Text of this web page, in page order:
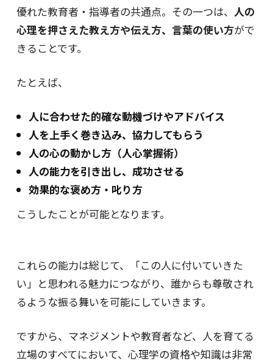
優れた教育者・指導者の共通点。その一つは、 人の
心理を押さえた教え方や伝え方、言葉の使い方がで
きることです。
たとえば、
人に合わせた的確な動機づけやアドバイス
人を上手く巻き込み、協力してもらう
人の心の動かし方（人心掌握術）
人の能力を引き出し、成功させる
効果的な褒め方・叱り方
こうしたことが可能となります。
これらの能力は総じて、「この人に付いていきた
い」と思われる魅力につながり、誰からも尊敬され
るような振る舞いを可能にしていきます。
ですから、マネジメントや教育者など、人を育てる
立場のすべてにおいて、心理学の資格や知識は非常